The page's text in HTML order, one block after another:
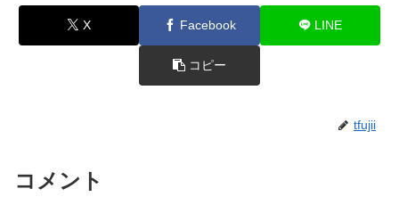
X Facebook LINE
コピー
tfujii
コメント